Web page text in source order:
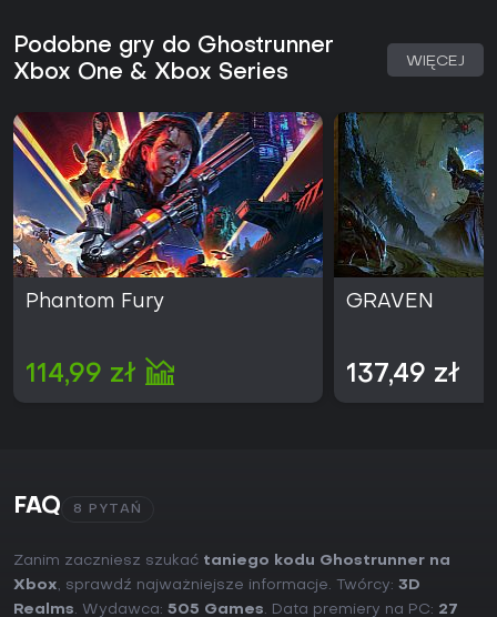
Podobne gry do Ghostrunner
Xbox One & Xbox Series
WIĘCEJ
Phantom Fury
114,99 zł
GRAVEN
137,49 zł
FAQ 8 PYTAŃ
Zanim zaczniesz szukać taniego kodu Ghostrunner na
Xbox, sprawdź najważniejsze informacje. Twórcy: 3D
Realms. Wydawca: 505 Games. Data premiery na PC: 27